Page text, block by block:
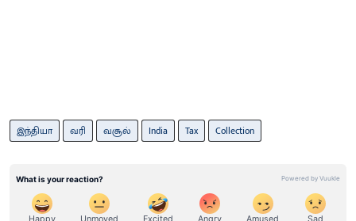
இந்தியா வரி வசூல் India Tax Collection